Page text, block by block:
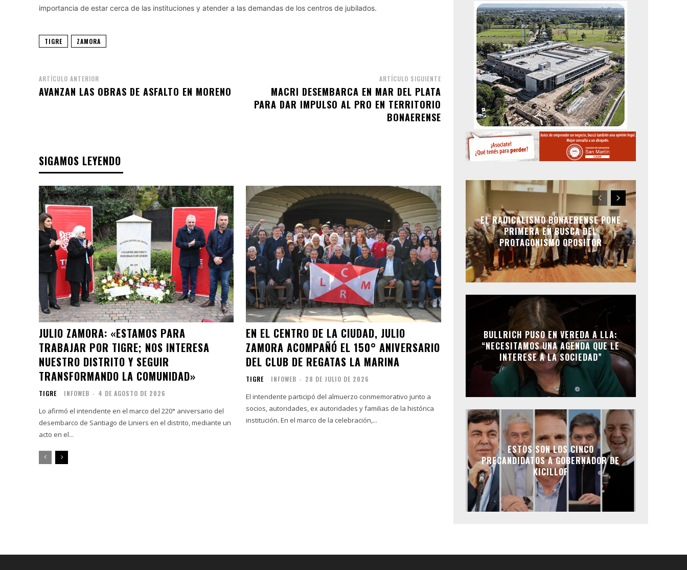
importancia de estar cerca de las instituciones y atender a las demandas de los centros de jubilados.
TIGRE ZAMORA
ARTÍCULO ANTERIOR
AVANZAN LAS OBRAS DE ASFALTO EN MORENO
ARTÍCULO SIGUIENTE
MACRI DESEMBARCA EN MAR DEL PLATA
PARA DAR IMPULSO AL PRO EN TERRITORIO
BONAERENSE
SIGAMOS LEYENDO
JULIO ZAMORA: «ESTAMOS PARA
TRABAJAR POR TIGRE; NOS INTERESA
NUESTRO DISTRITO Y SEGUIR
TRANSFORMANDO LA COMUNIDAD»
TIGRE INFOWEB - 4 DE AGOSTO DE 2026
Lo afirmó el intendente en el marco del 220° aniversario del
desembarco de Santiago de Liniers en el distrito, mediante un
acto en el...
EN EL CENTRO DE LA CIUDAD, JULIO
ZAMORA ACOMPAÑÓ EL 150° ANIVERSARIO
DEL CLUB DE REGATAS LA MARINA
TIGRE INFOWEB - 28 DE JULIO DE 2026
El intendente participó del almuerzo conmemorativo junto a
socios, autoridades, ex autoridades y familias de la histórica
institución. En el marco de la celebración,...
EL RADICALISMO BONAERENSE PONE
PRIMERA EN BUSCA DEL
PROTAGONISMO OPOSITOR
BULLRICH PUSO EN VEREDA A LLA:
“NECESITAMOS UNA AGENDA QUE LE
INTERESE A LA SOCIEDAD”
ESTOS SON LOS CINCO
PRECANDIDATOS A GOBERNADOR DE
KICILLOF